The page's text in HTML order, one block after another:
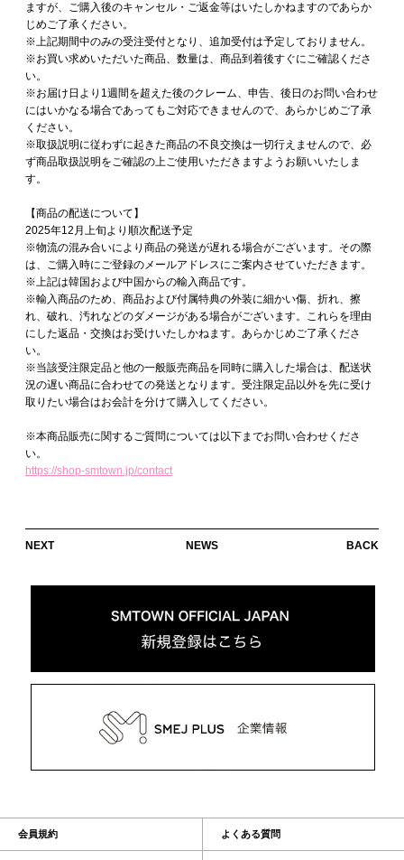
ますが、ご購入後のキャンセル・ご返金等はいたしかねますのであらか
じめご了承ください。
※上記期間中のみの受注受付となり、追加受付は予定しておりません。
※お買い求めいただいた商品、数量は、商品到着後すぐにご確認くださ
い。
※お届け日より1週間を超えた後のクレーム、申告、後日のお問い合わせ
にはいかなる場合であってもご対応できませんので、あらかじめご了承
ください。
※取扱説明に従わずに起きた商品の不良交換は一切行えませんので、必
ず商品取扱説明をご確認の上ご使用いただきますようお願いいたしま
す。
【商品の配送について】
2025年12月上旬より順次配送予定
※物流の混み合いにより商品の発送が遅れる場合がございます。その際
は、ご購入時にご登録のメールアドレスにご案内させていただきます。
※上記は韓国および中国からの輸入商品です。
※輸入商品のため、商品および付属特典の外装に細かい傷、折れ、擦
れ、破れ、汚れなどのダメージがある場合がございます。これらを理由
にした返品・交換はお受けいたしかねます。あらかじめご了承くださ
い。
※当該受注限定品と他の一般販売商品を同時に購入した場合は、配送状
況の遅い商品に合わせての発送となります。受注限定品以外を先に受け
取りたい場合はお会計を分けて購入してください。
※本商品販売に関するご質問については以下までお問い合わせくださ
い。
https://shop-smtown.jp/contact
NEXT NEWS BACK
会員規約 よくある質問